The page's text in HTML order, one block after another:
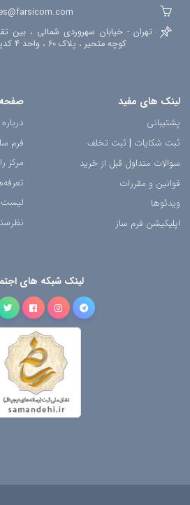
تهران - خیابان سهروردی شمالی ، بین
کوچه متحیر ، پلاک 60 ، واحد 4 کدپستی 1559813915
لینک های مفید
پشتیبانی
ثبت شکایات | ثبت تخلف
سوالات متداول قبل از خرید
قوانین و مقررات
ویدئوها
اپلیکیشن فرم ساز
فرم
مرکز
لیست
لینک شبکه های